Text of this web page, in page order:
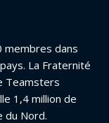
membres dans
La Fraternité
Teamsters
1,4 million de
du Nord.